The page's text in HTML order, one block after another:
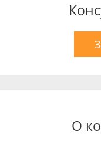
О